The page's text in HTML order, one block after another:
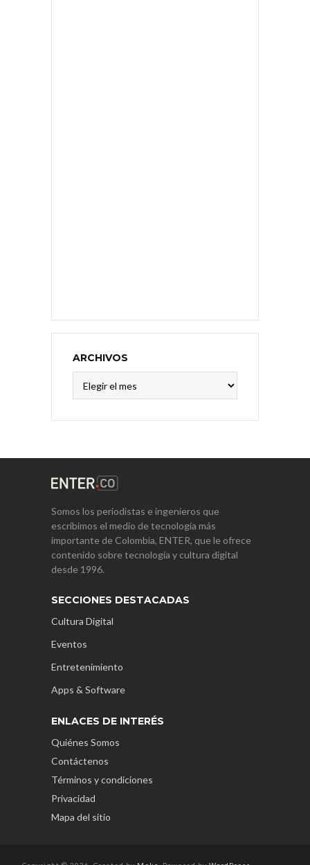
ARCHIVOS
Somos los periodistas e ingenieros que
escribimos el medio de tecnología más
importante de Colombia, ENTER, que le ofrece
contenido sobre tecnología y cultura digital
desde 1996.
SECCIONES DESTACADAS
Cultura Digital
Eventos
Entretenimiento
Apps & Software
ENLACES DE INTERÉS
Quiénes Somos
Contáctenos
Términos y condiciones
Privacidad
Mapa del sitio